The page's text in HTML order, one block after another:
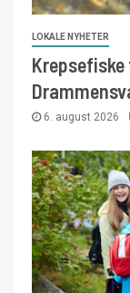
LOKALE NYHETER
6. august 2026